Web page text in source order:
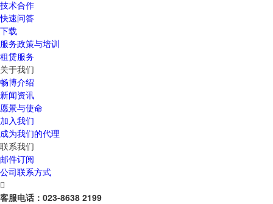
技术合作
快速问答
下载
服务政策与培训
租赁服务
关于我们
畅博介绍
新闻资讯
愿景与使命
加入我们
成为我们的代理
联系我们
邮件订阅
公司联系方式

客服电话： 023-8638 2199